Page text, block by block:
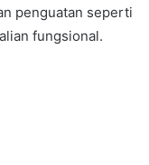
penguatan seperti
fungsional.